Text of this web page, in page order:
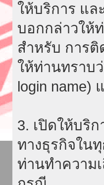
ให้บริการ แล
บอกกล่าวให้
สำหรับ การติ
ให้ท่านทราบ
login name)
3. เปิดให้บริ
ทางธุรกิจใน
ท่านทำความ